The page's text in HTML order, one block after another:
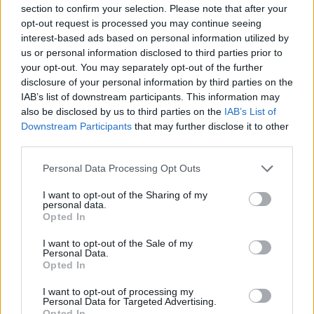
section to confirm your selection. Please note that after your
opt-out request is processed you may continue seeing
interest-based ads based on personal information utilized by
us or personal information disclosed to third parties prior to
your opt-out. You may separately opt-out of the further
disclosure of your personal information by third parties on the
IAB’s list of downstream participants. This information may
also be disclosed by us to third parties on the IAB’s List of
Downstream Participants that may further disclose it to other
Personal Data Processing Opt Outs
I want to opt-out of the Sharing of my
personal data.
Opted In
I want to opt-out of the Sale of my
Personal Data.
Opted In
I want to opt-out of processing my
Personal Data for Targeted Advertising.
Susiję straipsniai
Prokuratūra rengiasi teismui
perduoti Alytaus rajono
merės R. Vitkauskienės
„čekiukų“ bylą